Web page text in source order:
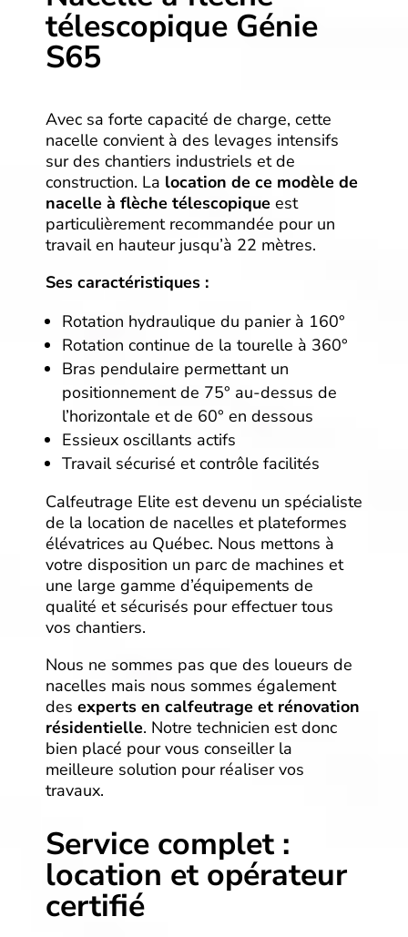
télescopique Génie
S65
Avec sa forte capacité de charge, cette
nacelle convient à des levages intensifs
sur des chantiers industriels et de
construction. La location de ce modèle de
nacelle à flèche télescopique est
particulièrement recommandée pour un
travail en hauteur jusqu’à 22 mètres.
Ses caractéristiques :
Rotation hydraulique du panier à 160°
Rotation continue de la tourelle à 360°
Bras pendulaire permettant un
positionnement de 75° au-dessus de
l’horizontale et de 60° en dessous
Essieux oscillants actifs
Travail sécurisé et contrôle facilités
Calfeutrage Elite est devenu un spécialiste
de la location de nacelles et plateformes
élévatrices au Québec. Nous mettons à
votre disposition un parc de machines et
une large gamme d’équipements de
qualité et sécurisés pour effectuer tous
vos chantiers.
Nous ne sommes pas que des loueurs de
nacelles mais nous sommes également
des experts en calfeutrage et rénovation
résidentielle. Notre technicien est donc
bien placé pour vous conseiller la
meilleure solution pour réaliser vos
travaux.
Service complet :
location et opérateur
certifié